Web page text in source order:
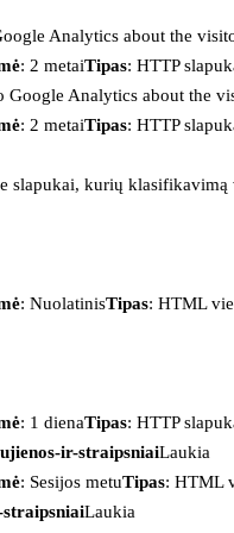
Analytics about the
: 2 metaiTipas: HTTP
Google Analytics about the
: 2 metaiTipas: HTTP
slapukai, kurių
: NuolatinisTipas: HTML
: 1 dienaTipas: HTTP
ir-straipsniaiLaukia
: Sesijos metuTipas: HTML
straipsniaiLaukia